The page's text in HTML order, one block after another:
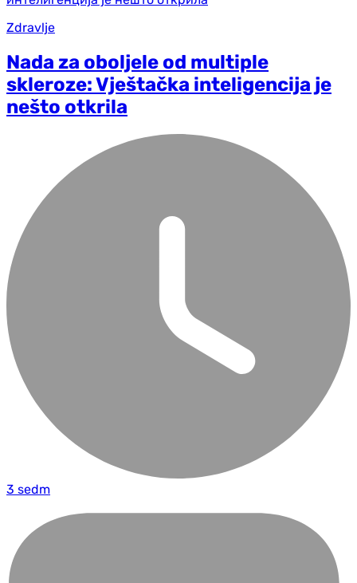
Zdravlje
Nada za oboljele od multiple
skleroze: Vještačka inteligencija je
nešto otkrila
3 sedm